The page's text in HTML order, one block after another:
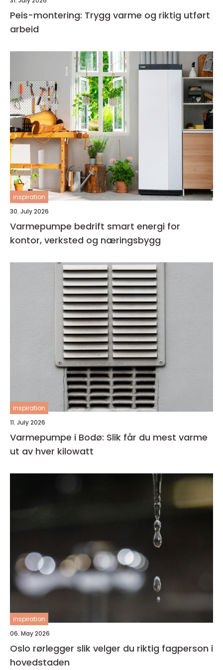
Peis-montering: Trygg varme og riktig utført
arbeid
inspiration
30. July 2026
Varmepumpe bedrift smart energi for
kontor, verksted og næringsbygg
inspiration
11. July 2026
Varmepumpe i Bodø: Slik får du mest varme
ut av hver kilowatt
inspiration
06. May 2026
Oslo rørlegger slik velger du riktig fagperson i
hovedstaden